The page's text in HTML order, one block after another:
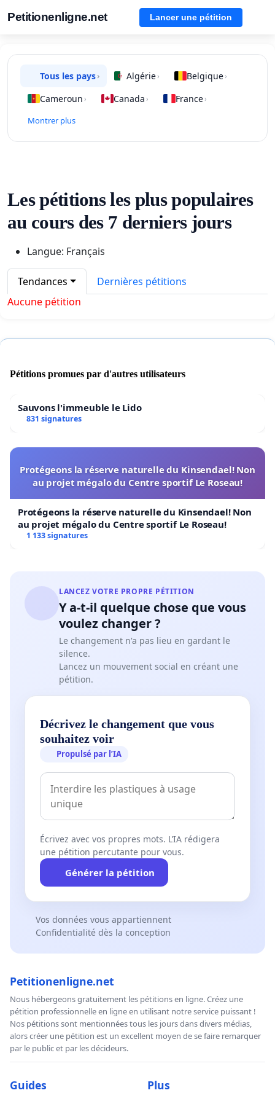
Petitionenligne.net Lancer une pétition
Tous les pays› Algérie› Belgique›
Cameroun › Canada › France›
Montrer plus
Les pétitions les plus populaires
au cours des 7 derniers jours
Langue: Français
Tendances
Dernières pétitions
Aucune pétition
Pétitions promues par d'autres utilisateurs
Sauvons l'immeuble le Lido
831 signatures
Protégeons la réserve naturelle du Kinsendael! Non
au projet mégalo du Centre sportif Le Roseau!
Protégeons la réserve naturelle du Kinsendael! Non
au projet mégalo du Centre sportif Le Roseau!
1 133 signatures
LANCEZ VOTRE PROPRE PÉTITION
Y a-t-il quelque chose que vous
voulez changer ?
Le changement n'a pas lieu en gardant le
silence.
Lancez un mouvement social en créant une
pétition.
Décrivez le changement que vous
souhaitez voir
Propulsé par l’IA
Écrivez avec vos propres mots. L’IA rédigera
une pétition percutante pour vous.
Générer la pétition
Vos données vous appartiennent
Confidentialité dès la conception
Petitionenligne.net
Nous hébergeons gratuitement les pétitions en ligne. Créez une
pétition professionnelle en ligne en utilisant notre service puissant !
Nos pétitions sont mentionnées tous les jours dans divers médias,
alors créer une pétition est un excellent moyen de se faire remarquer
par le public et par les décideurs.
Guides Plus